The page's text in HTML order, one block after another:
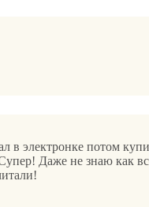
в электронке потом
Даже не знаю как